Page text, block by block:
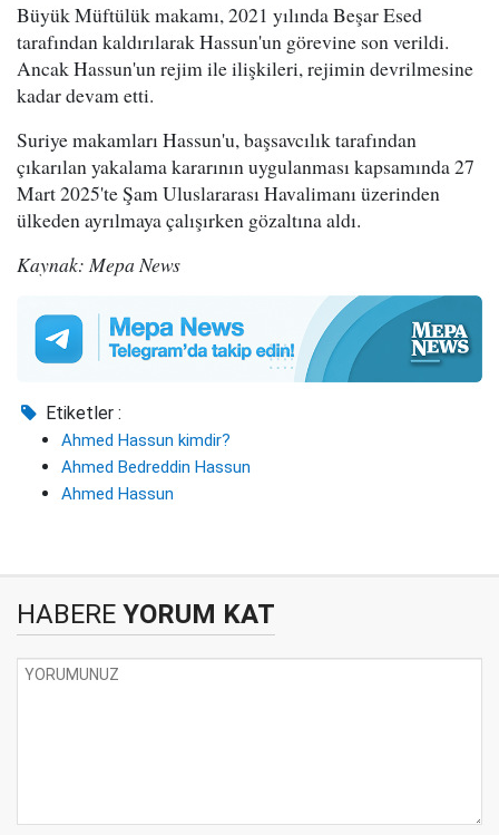
Büyük Müftülük makamı, 2021 yılında Beşar Esed
tarafından kaldırılarak Hassun'un görevine son verildi.
Ancak Hassun'un rejim ile ilişkileri, rejimin devrilmesine
kadar devam etti.
Suriye makamları Hassun'u, başsavcılık tarafından
çıkarılan yakalama kararının uygulanması kapsamında 27
Mart 2025'te Şam Uluslararası Havalimanı üzerinden
ülkeden ayrılmaya çalışırken gözaltına aldı.
Kaynak: Mepa News
Etiketler :
Ahmed Hassun kimdir?
Ahmed Bedreddin Hassun
Ahmed Hassun
HABERE YORUM KAT